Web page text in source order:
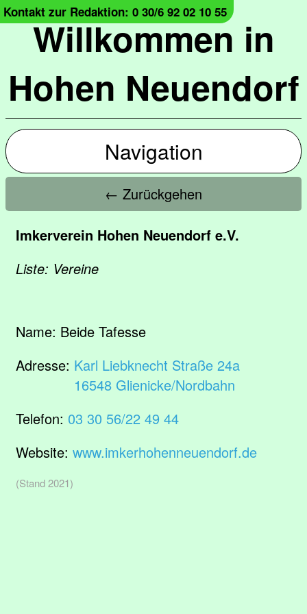
Willkommen in
Hohen Neuendorf
Kontakt zur Redaktion: 0 30/6 92 02 10 55
Navigation
← Zurückgehen
Imkerverein Hohen Neuendorf e.V.
Liste: Vereine
Name: Beide Tafesse
Adresse: Karl Liebknecht Straße 24a
16548 Glienicke/Nordbahn
Telefon: 03 30 56/22 49 44
Website: www.imkerhohenneuendorf.de
(Stand 2021)